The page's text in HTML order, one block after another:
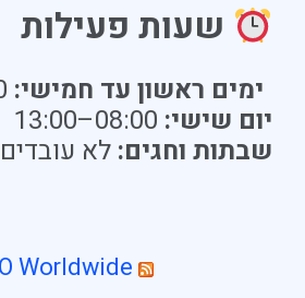
שעות פעילות
ימים ראשון עד חמישי:
יום שישי:
שבתות וחגים: לא עובדים
Worldwide